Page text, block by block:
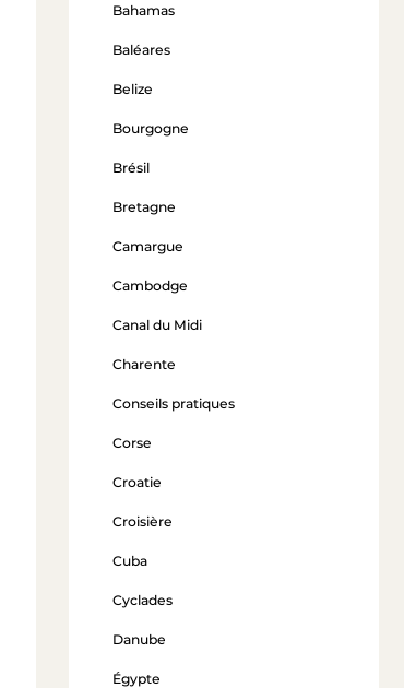
Bahamas
Baléares
Belize
Bourgogne
Brésil
Bretagne
Camargue
Cambodge
Canal du Midi
Charente
Conseils pratiques
Corse
Croatie
Croisière
Cuba
Cyclades
Danube
Égypte